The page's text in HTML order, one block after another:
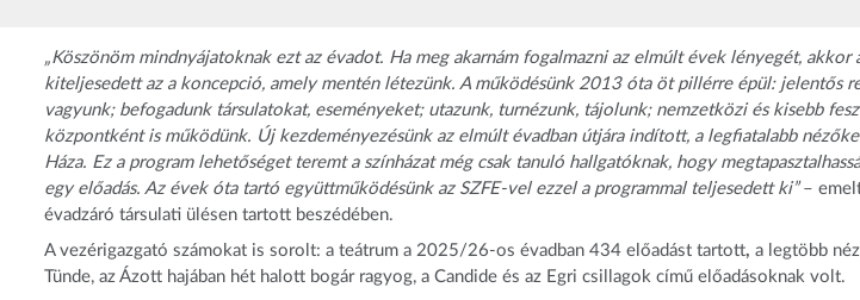
„Köszönöm mindnyájatoknak ezt az évadot. Ha meg akarnám fogalmazni az elmúlt évek lényegét, akkor
kiteljesedett az a koncepció, amely mentén létezünk. A működésünk 2013 óta öt pillérre épül: jelentős
vagyunk; befogadunk társulatokat, eseményeket; utazunk, turnézunk, tájolunk; nemzetközi és kisebb
központként is működünk. Új kezdeményezésünk az elmúlt évadban útjára indított, a legfiatalabb
Háza. Ez a program lehetőséget teremt a színházat még csak tanuló hallgatóknak, hogy
egy előadás. Az évek óta tartó együttműködésünk az SZFE-vel ezzel a programmal teljesedett ki” –
évadzáró társulati ülésen tartott beszédében.
A vezérigazgató számokat is sorolt: a teátrum a 2025/26-os évadban 434 előadást tartott, a legtöbb
Tünde, az Ázott hajában hét halott bogár ragyog, a Candide és az Egri csillagok című előadásoknak volt.